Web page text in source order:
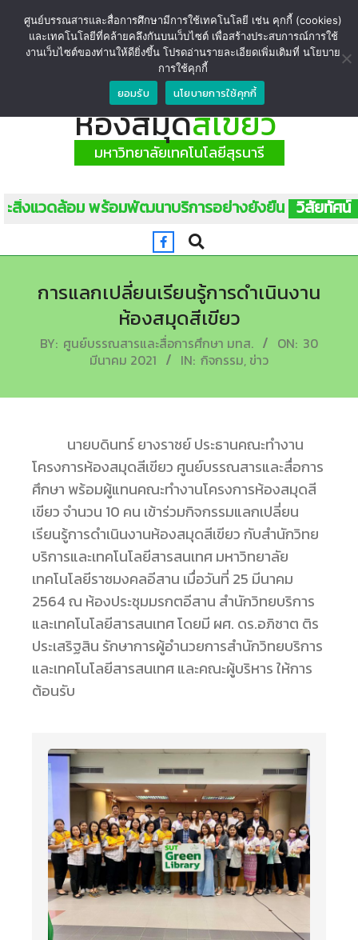
ห้องสมุดสีเขียว
มหาวิทยาลัยเทคโนโลยีสุรนารี
พร้อมพัฒนาบริการอย่างยั่งยืน วิสัยทัศน์ แหล่งเรีย
การแลกเปลี่ยนเรียนรู้การดำเนินงาน
ห้องสมุดสีเขียว
BY: ศูนย์บรรณสารและสื่อการศึกษา มทส. ON: 30
มีนาคม 2021
IN: กิจกรรม, ข่าว
นายบดินทร์ ยางราชย์ ประธานคณะทำงาน
โครงการห้องสมุดสีเขียว ศูนย์บรรณสารและสื่อการ
ศึกษา พร้อมผู้แทนคณะทำงานโครงการห้องสมุดสี
เขียว จำนวน 10 คน เข้าร่วมกิจกรรมแลกเปลี่ยน
เรียนรู้การดำเนินงานห้องสมุดสีเขียว กับสำนักวิทย
บริการและเทคโนโลยีสารสนเทศ มหาวิทยาลัย
เทคโนโลยีราชมงคลอีสาน เมื่อวันที่ 25 มีนาคม
2564 ณ ห้องประชุมมรกตอีสาน สำนักวิทยบริการ
และเทคโนโลยีสารสนเทศ โดยมี ผศ. ดร.อภิชาต ติร
ประเสริฐสิน รักษาการผู้อำนวยการสำนักวิทยบริการ
และเทคโนโลยีสารสนเทศ และคณะผู้บริหาร ให้การ
ต้อนรับ
ศูนย์บรรณสารและสื่อการศึกษามีการใช้เทคโนโลยี เช่น คุกกี้ (cookies)
และเทคโนโลยีที่คล้ายคลึงกันบนเว็บไซต์ เพื่อสร้างประสบการณ์การใช้
งานเว็บไซต์ของท่านให้ดียิ่งขึ้น โปรดอ่านรายละเอียดเพิ่มเติมที่ นโยบาย
การใช้คุกกี้
ยอมรับ นโยบายการใช้คุกกี้